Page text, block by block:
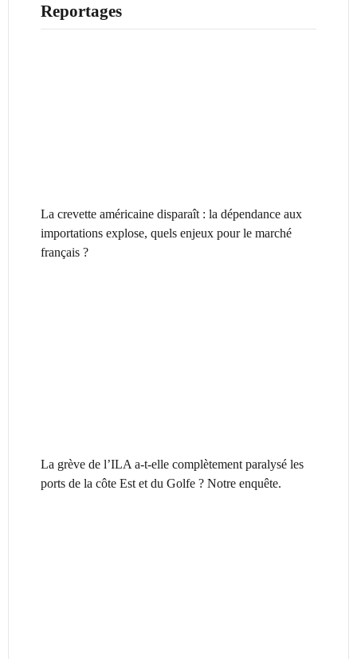
Reportages
La crevette américaine disparaît : la dépendance aux
importations explose, quels enjeux pour le marché
français ?
La grève de l’ILA a-t-elle complètement paralysé les
ports de la côte Est et du Golfe ? Notre enquête.